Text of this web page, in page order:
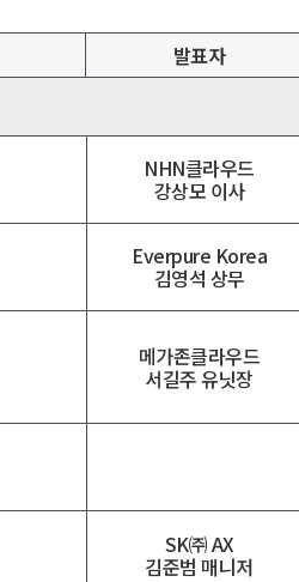
발표자
NHN클라우드
강상모 이사
Everpure Korea
김영석 상무
메가존클라우드
서길주 유닛장
SK㈜ AX
김준범 매니저